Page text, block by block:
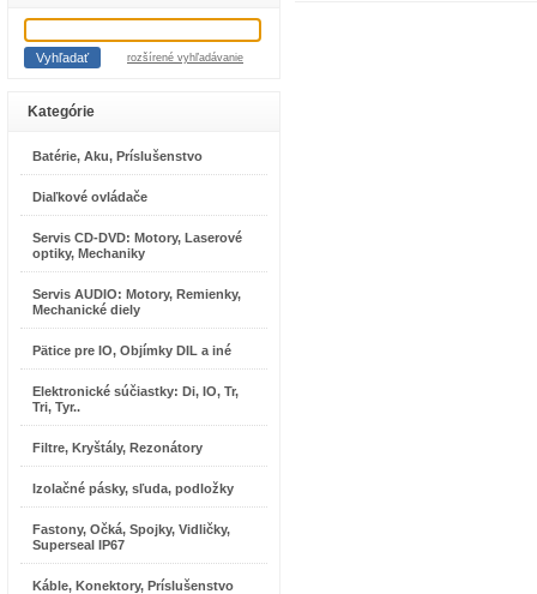
rozšírené vyhľadávanie
Kategórie
Batérie, Aku, Príslušenstvo
Diaľkové ovládače
Servis CD-DVD: Motory, Laserové
optiky, Mechaniky
Servis AUDIO: Motory, Remienky,
Mechanické diely
Pätice pre IO, Objímky DIL a iné
Elektronické súčiastky: Di, IO, Tr,
Tri, Tyr..
Filtre, Kryštály, Rezonátory
Izolačné pásky, sľuda, podložky
Fastony, Očká, Spojky, Vidličky,
Superseal IP67
Káble, Konektory, Príslušenstvo